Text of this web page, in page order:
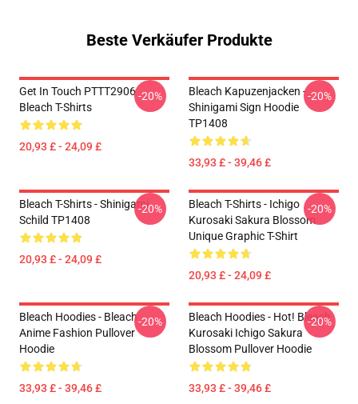
Beste Verkäufer Produkte
Get In Touch PTTT2906
Bleach T-Shirts
20,93 £ - 24,09 £
-20%
Bleach Kapuzenjacken -
Shinigami Sign Hoodie
TP1408
33,93 £ - 39,46 £
-20%
Bleach T-Shirts - Shinigami
Schild TP1408
20,93 £ - 24,09 £
-20%
Bleach T-Shirts - Ichigo
Kurosaki Sakura Blossom
Unique Graphic T-Shirt
20,93 £ - 24,09 £
-20%
Bleach Hoodies - Bleach
Anime Fashion Pullover
Hoodie
33,93 £ - 39,46 £
-20%
Bleach Hoodies - Hot! Bleach
Kurosaki Ichigo Sakura
Blossom Pullover Hoodie
33,93 £ - 39,46 £
-20%